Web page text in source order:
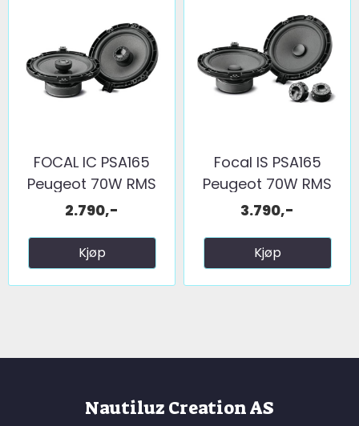
FOCAL IC PSA165
Peugeot 70W RMS
2.790,-
Kjøp
Focal IS PSA165
Peugeot 70W RMS
3.790,-
Kjøp
Nautiluz Creation AS